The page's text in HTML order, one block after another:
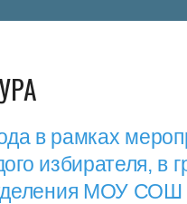
в рамках
избирателя, в
МОУ СОШ